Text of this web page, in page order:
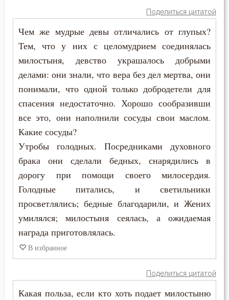
Беспечность
Бесплодие
Бесы
Благодарность
Благодать
Благоразумие
Благочестие
Блуд
Бог
Богатство
Анастасий Синаит
Анатолий Оптинский (Зерцалов)
Антоний Великий
Антоний Оптинский (Путилов)
Арсений Великий
Афанасий (Сахаров)
Афанасий Великий
Варнава
Варсонофий Оптинский (Плиханков)
Василий Великий
Григорий Богослов
Григорий Нисский
Поделиться цитатой
Чем же мудрые девы отличались от глупых?
Тем, что у них с целомудрием соединялась
милостыня, девство украшалось добрыми
делами: они знали, что вера без дел мертва, они
понимали, что одной только добродетели для
спасения недостаточно. Хорошо сообразивши
все это, они наполнили сосуды свои маслом.
Какие сосуды?
Утробы голодных. Посредниками духовного
брака они сделали бедных, снарядились в
дорогу при помощи своего милосердия.
Голодные питались, и светильники
просветлялись; бедные благодарили, и Жених
умилялся; милостыня сеялась, а ожидаемая
награда приготовлялась.
В избранное
Поделиться цитатой
Какая польза, если кто хоть подает милостыню